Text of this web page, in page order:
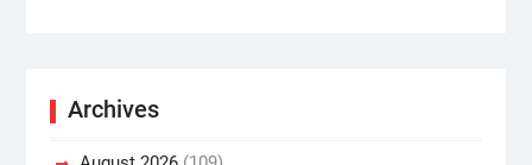
Archives